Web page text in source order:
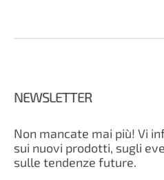
NEWSLETTER
Non mancate mai più! Vi
sui nuovi prodotti, sugli
sulle tendenze future.